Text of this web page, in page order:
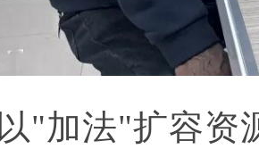
以"加法"扩容资